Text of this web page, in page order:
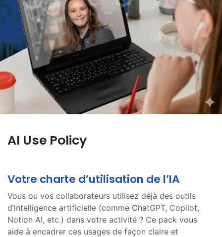
AI Use Policy
Votre chart​e d’utilisation de l’IA
Vous ou vos collaborateurs utilisez déjà des outils
d’intelligence artificielle (comme ChatGPT, Copilot,
Notion AI, etc.) dans votre activité ? Ce pack vous
aide à encadrer ces usages de façon claire et